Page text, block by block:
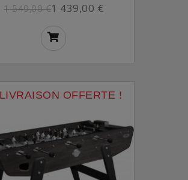
1 549,00 €1 439,00 €
LIVRAISON OFFERTE !